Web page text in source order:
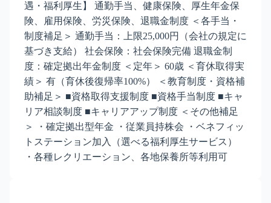
遇・福利厚生】 通勤手当、健康保険、厚生年金保
険、雇用保険、労災保険、退職金制度 ＜各手当・
制度補足＞ 通勤手当：上限25,000円（会社の規定に
基づき支給） 社会保険：社会保険完備 退職金制
度：確定拠出年金制度 ＜定年＞ 60歳 ＜育休取得実
績＞ 有（育休後復帰率100%） ＜教育制度・資格補
助補足＞ ■資格取得支援制度 ■資格手当制度 ■キャ
リア相談制度 ■キャリアアップ制度 ＜その他補足
＞ ・確定拠出型年金 ・従業員持株会 ・ベネフィッ
トステーション加入（選べる福利厚生サービス）
・各種レクリエーション、各地保養所等利用可